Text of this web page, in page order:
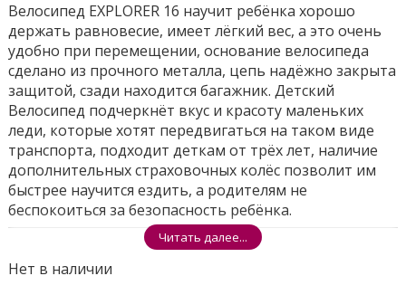
Велосипед EXPLORER 16 научит ребёнка хорошо
держать равновесие, имеет лёгкий вес, а это очень
удобно при перемещении, основание велосипеда
сделано из прочного металла, цепь надёжно закрыта
защитой, сзади находится багажник. Детский
Велосипед подчеркнёт вкус и красоту маленьких
леди, которые хотят передвигаться на таком виде
транспорта, подходит деткам от трёх лет, наличие
дополнительных страховочных колёс позволит им
быстрее научится ездить, а родителям не
беспокоиться за безопасность ребёнка.
Размеры ящика - 74*17*43см
Поделиться
Читать далее...
Нет в наличии